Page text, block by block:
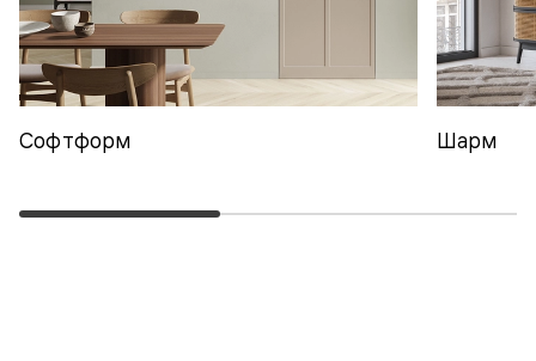
Софтформ Шарм